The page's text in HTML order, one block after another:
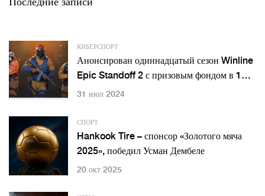
КИБЕРСПОРТ
Анонсирован одиннадцатый сезон Winline
Epic Standoff 2 с призовым фондом в 1
миллион рублей
31 июл 2024
СПОРТ
Hankook Tire – спонсор «Золотого мяча
2025», победил Усман Дембеле
20 окт 2025